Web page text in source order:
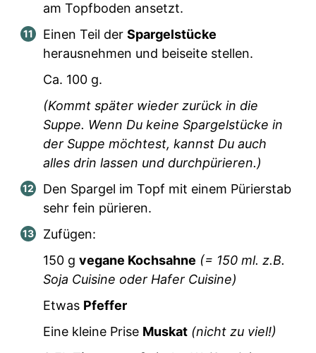
am Topfboden ansetzt.
Einen Teil der Spargelstücke
herausnehmen und beiseite stellen.
Ca. 100 g.
(Kommt später wieder zurück in die
Suppe. Wenn Du keine Spargelstücke in
der Suppe möchtest, kannst Du auch
alles drin lassen und durchpürieren.)
Den Spargel im Topf mit einem Pürierstab
sehr fein pürieren.
Zufügen:
150 g vegane Kochsahne (= 150 ml. z.B.
Soja Cuisine oder Hafer Cuisine)
Etwas Pfeffer
Eine kleine Prise Muskat (nicht zu viel!)